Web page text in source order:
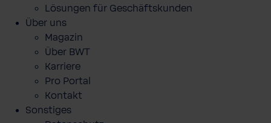
Lösungen für Geschäftskunden
Über uns
Magazin
Über BWT
Karriere
Pro Portal
Kontakt
Sonstiges